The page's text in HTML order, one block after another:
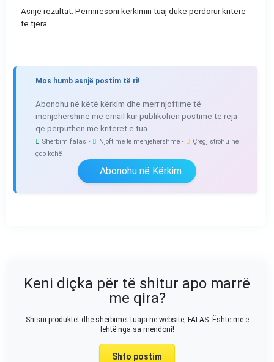
Asnjë rezultat. Përmirësoni kërkimin tuaj duke përdorur kritere
të tjera
Mos humb asnjë postim të ri!
Abonohu në këtë kërkim dhe merr njoftime të
menjëhershme me email kur publikohen postime të reja
që përputhen me kriteret e tua.
Shërbim falas • Njoftime të menjëhershme •
Çregjistrohu në
çdo kohë
Abonohu në Kërkim
Keni diçka për të shitur apo marrë
me qira?
Shisni produktet dhe shërbimet tuaja në website, FALAS. Është më e
lehtë nga sa mendoni!
Shto postim